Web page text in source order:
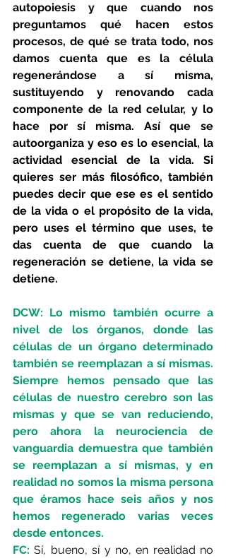
autopoiesis y que cuando nos
preguntamos qué hacen estos
procesos, de qué se trata todo, nos
damos cuenta que es la célula
regenerándose a sí misma,
sustituyendo y renovando cada
componente de la red celular, y lo
hace por sí misma. Así que se
autoorganiza y eso es lo esencial, la
actividad esencial de la vida. Si
quieres ser más filosófico, también
puedes decir que ese es el sentido
de la vida o el propósito de la vida,
pero uses el término que uses, te
das cuenta de que cuando la
regeneración se detiene, la vida se
detiene.
DCW: Lo mismo también ocurre a
nivel de los órganos, donde las
células de un órgano determinado
también se reemplazan a sí mismas.
Siempre hemos pensado que las
células de nuestro cerebro son las
mismas y que se van reduciendo,
pero ahora la neurociencia de
vanguardia demuestra que también
se reemplazan a sí mismas, y en
realidad no somos la misma persona
que éramos hace seis años y nos
hemos regenerado varias veces
desde entonces.
FC: Sí, bueno, sí y no, en realidad no